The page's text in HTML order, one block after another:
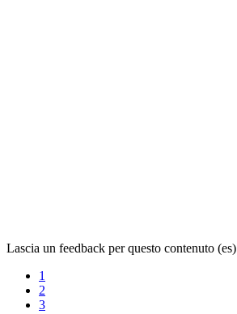
Lascia un feedback per questo contenuto (es)
1
2
3